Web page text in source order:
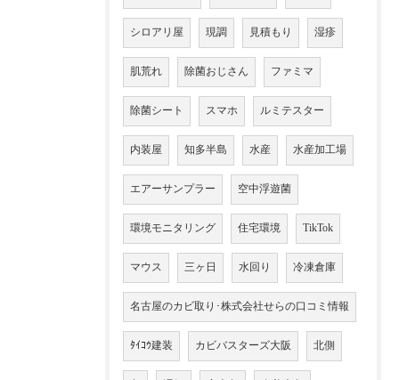
シロアリ屋 現調 見積もり 湿疹
肌荒れ 除菌おじさん ファミマ
除菌シート スマホ ルミテスター
内装屋 知多半島 水産 水産加工場
エアーサンプラー 空中浮遊菌
環境モニタリング 住宅環境 TikTok
マウス 三ヶ日 水回り 冷凍倉庫
名古屋のカビ取り･株式会社せらの口コミ情報
ﾀｲｺｳ建装 カビバスターズ大阪 北側